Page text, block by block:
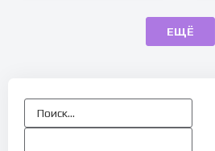
ЕЩЁ